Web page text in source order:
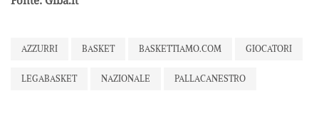
AZZURRI BASKET BASKETTIAMO.COM GIOCATORI
LEGABASKET NAZIONALE PALLACANESTRO